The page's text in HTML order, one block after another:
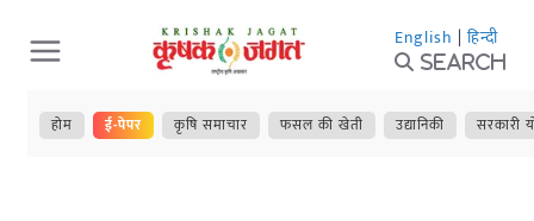
Skip
to
content
English | हिन्दी
Search
होम ई-पेपर कृषि समाचार फसल की खेती उद्यानिकी सरकारी